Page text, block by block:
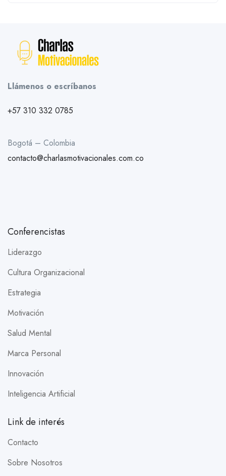
Llámenos o escríbanos
+57 310 332 0785
Bogotá – Colombia
contacto@charlasmotivacionales.com.co
Conferencistas
Liderazgo
Cultura Organizacional
Estrategia
Motivación
Salud Mental
Marca Personal
Innovación
Inteligencia Artificial
Link de interés
Contacto
Sobre Nosotros